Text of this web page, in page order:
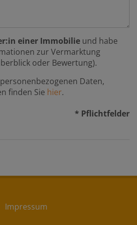
einer Immobilie und habe
zur Vermarktung
oder Bewertung).
Daten,
finden Sie hier.
* Pflichtfelder
Impressum